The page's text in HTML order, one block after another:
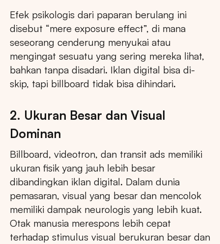
Efek psikologis dari paparan berulang ini
disebut “mere exposure effect”, di mana
seseorang cenderung menyukai atau
mengingat sesuatu yang sering mereka lihat,
bahkan tanpa disadari. Iklan digital bisa di-
skip, tapi billboard tidak bisa dihindari.
2. Ukuran Besar dan Visual
Dominan
Billboard, videotron, dan transit ads memiliki
ukuran fisik yang jauh lebih besar
dibandingkan iklan digital. Dalam dunia
pemasaran, visual yang besar dan mencolok
memiliki dampak neurologis yang lebih kuat.
Otak manusia merespons lebih cepat
terhadap stimulus visual berukuran besar dan